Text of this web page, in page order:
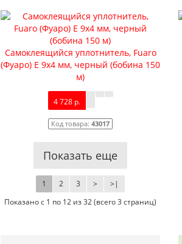
Самоклеящийся уплотнитель, Fuaro
(Фуаро) Е 9х4 мм, черный (бобина 150
м)
4 728 р.
Код товара:43017
Показать еще
1 2 3 > >|
Показано с 1 по 12 из 32 (всего 3 страниц)